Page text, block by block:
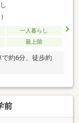
）
一人暮らし
最上階
約6分、徒歩約
前